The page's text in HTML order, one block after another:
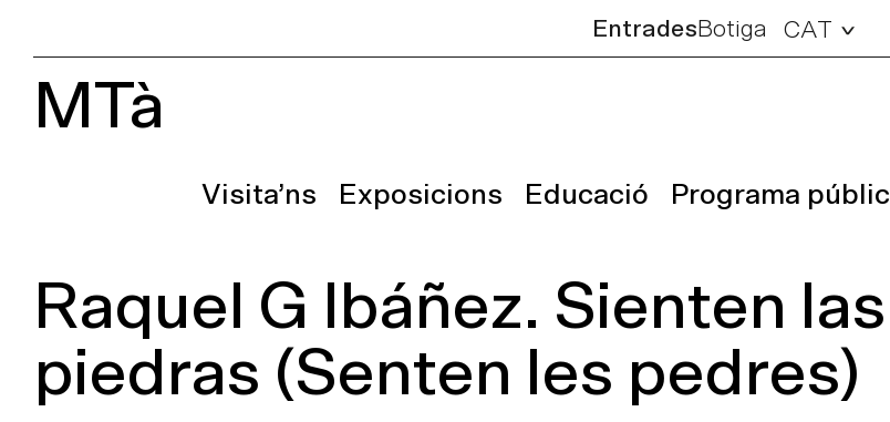
EntradesBotiga CAT
MTà
Visita’ns Exposicions Educació Programa públic
Raquel G Ibáñez. Sienten las
piedras (Senten les pedres)